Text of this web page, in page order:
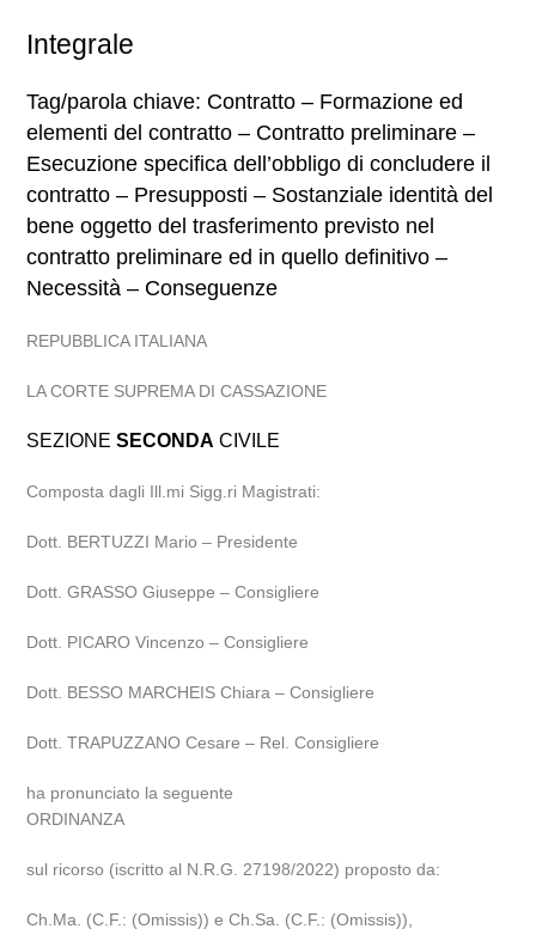
Integrale
Tag/parola chiave: Contratto – Formazione ed
elementi del contratto – Contratto preliminare –
Esecuzione specifica dell’obbligo di concludere il
contratto – Presupposti – Sostanziale identità del
bene oggetto del trasferimento previsto nel
contratto preliminare ed in quello definitivo –
Necessità – Conseguenze
REPUBBLICA ITALIANA
LA CORTE SUPREMA DI CASSAZIONE
SEZIONESECONDA CIVILE
Composta dagli Ill.mi Sigg.ri Magistrati:
Dott. BERTUZZI Mario – Presidente
Dott. GRASSO Giuseppe – Consigliere
Dott. PICARO Vincenzo – Consigliere
Dott. BESSO MARCHEIS Chiara – Consigliere
Dott. TRAPUZZANO Cesare – Rel. Consigliere
ha pronunciato la seguente
ORDINANZA
sul ricorso (iscritto al N.R.G. 27198/2022) proposto da:
Ch.Ma. (C.F.: (Omissis)) e Ch.Sa. (C.F.: (Omissis)),